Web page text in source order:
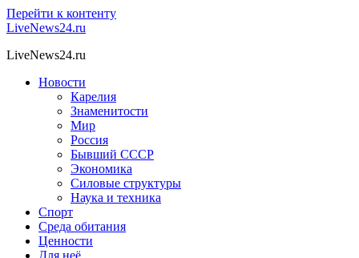
Перейти к контенту
LiveNews24.ru
LiveNews24.ru
Новости
Карелия
Знаменитости
Мир
Россия
Бывший СССР
Экономика
Силовые структуры
Наука и техника
Спорт
Среда обитания
Ценности
Для неё